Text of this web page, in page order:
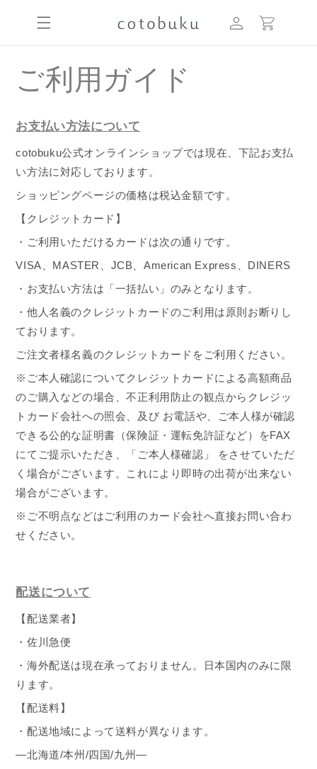
ンツに
進む
イ
ー
ご利用ガイド
お支払い方法について
cotobuku公式オンラインショップでは現在、下記お支払
い方法に対応しております。
ショッピングページの価格は税込金額です。
【クレジットカード】
・ご利用いただけるカードは次の通りです。
VISA
MASTER JCB 、American Express
DINERS
・お支払い方法は「一括払い」のみとなります。
・他人名義のクレジットカードのご利用は原則お断りし
ております。
ご注文者様名義のクレジットカードをご利用ください。
※ご本人確認についてクレジットカードによる高額商品
のご購入などの場合、不正利用防止の観点からクレジッ
トカード会社への照会、及び お電話や、ご本人様が確認
できる公的な証明書（保険証・運転免許証など）をFAX
にてご提示いただき、「ご本人様確認」 をさせていただ
く場合がございます。これにより即時の出荷が出来ない
場合がございます。
※ご不明点などはご利用のカード会社へ直接お問い合わ
せください。
配送について
【配送業者】
・佐川急便
・海外配送は現在承っておりません。日本国内のみに限
ります。
【配送料】
・配送地域によって送料が異なります。
―北海道/本州 /四国/九州―